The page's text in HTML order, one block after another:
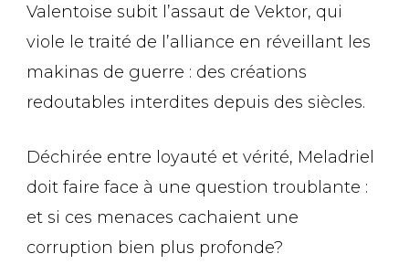
Valentoise subit l’assaut de Vektor, qui
viole le traité de l’alliance en réveillant les
makinas de guerre : des créations
redoutables interdites depuis des siècles.
Déchirée entre loyauté et vérité, Meladriel
doit faire face à une question troublante :
et si ces menaces cachaient une
corruption bien plus profonde?